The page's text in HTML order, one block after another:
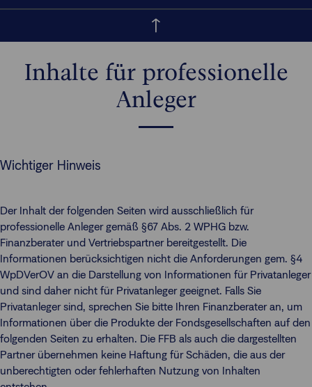
Inhalte für professionelle
Anleger
Wichtiger Hinweis
Der Inhalt der folgenden Seiten wird ausschließlich für
professionelle Anleger gemäß §67 Abs. 2 WPHG bzw.
Finanzberater und Vertriebspartner bereitgestellt. Die
Informationen berücksichtigen nicht die Anforderungen gem. §4
WpDVerOV an die Darstellung von Informationen für Privatanleger
und sind daher nicht für Privatanleger geeignet. Falls Sie
Privatanleger sind, sprechen Sie bitte Ihren Finanzberater an, um
Informationen über die Produkte der Fondsgesellschaften auf den
folgenden Seiten zu erhalten. Die FFB als auch die dargestellten
Partner übernehmen keine Haftung für Schäden, die aus der
unberechtigten oder fehlerhaften Nutzung von Inhalten